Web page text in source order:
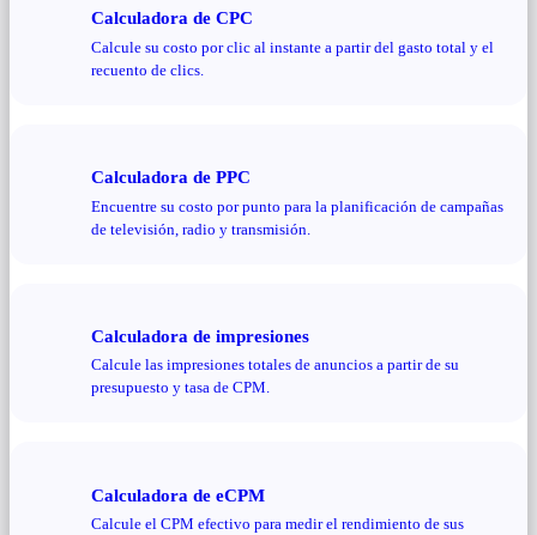
Calculadora de CPC
Calcule su costo por clic al instante a partir del gasto total y el
recuento de clics.
Calculadora de PPC
Encuentre su costo por punto para la planificación de campañas
de televisión, radio y transmisión.
Calculadora de impresiones
Calcule las impresiones totales de anuncios a partir de su
presupuesto y tasa de CPM.
Calculadora de eCPM
Calcule el CPM efectivo para medir el rendimiento de sus